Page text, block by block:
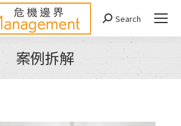
Search:
Search
案例拆解
You are here: